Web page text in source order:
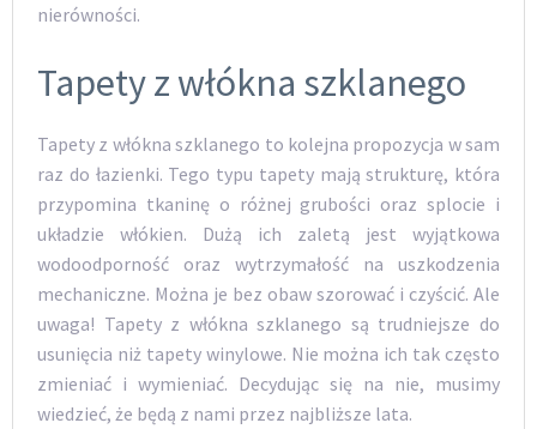
nierówności.
Tapety z włókna szklanego
Tapety z włókna szklanego to kolejna propozycja w sam
raz do łazienki. Tego typu tapety mają strukturę, która
przypomina tkaninę o różnej grubości oraz splocie i
układzie włókien. Dużą ich zaletą jest wyjątkowa
wodoodporność oraz wytrzymałość na uszkodzenia
mechaniczne. Można je bez obaw szorować i czyścić. Ale
uwaga! Tapety z włókna szklanego są trudniejsze do
usunięcia niż tapety winylowe. Nie można ich tak często
zmieniać i wymieniać. Decydując się na nie, musimy
wiedzieć, że będą z nami przez najbliższe lata.